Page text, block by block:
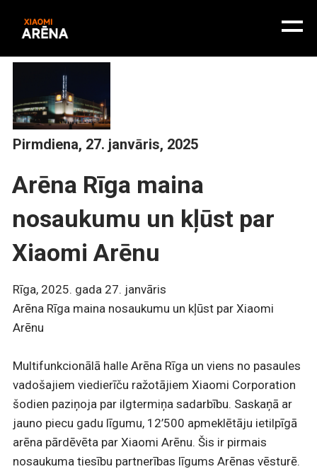
Pirmdiena, 27. janvāris, 2025
Arēna Rīga maina
nosaukumu un kļūst par
Xiaomi Arēnu
Rīga, 2025. gada 27. janvāris
Arēna Rīga maina nosaukumu un kļūst par Xiaomi
Arēnu
Multifunkcionālā halle Arēna Rīga un viens no pasaules
vadošajiem viedierīču ražotājiem Xiaomi Corporation
šodien paziņoja par ilgtermiņa sadarbību. Saskaņā ar
jauno piecu gadu līgumu, 12’500 apmeklētāju ietilpīgā
arēna pārdēvēta par Xiaomi Arēnu. Šis ir pirmais
nosaukuma tiesību partnerības līgums Arēnas vēsturē.